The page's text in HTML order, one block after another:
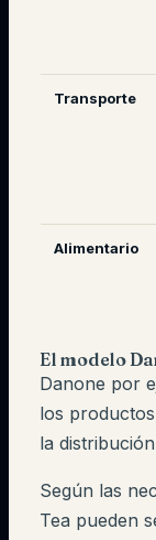
Transporte
Alimentario
El modelo
Danone por
los
la
Según las
Tea pueden